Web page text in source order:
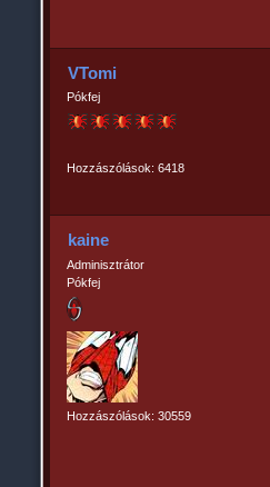
VTomi
Pókfej
Hozzászólások: 6418
kaine
Adminisztrátor
Pókfej
Hozzászólások: 30559